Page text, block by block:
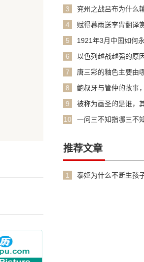
3
兖州之战吕布为什么
4
赋得暮雨送李胄翻译
5
1921年3月中国如何
6
以色列越战越强的原
7
唐三彩的釉色主要由
8
鲍叔牙与管仲的故事
9
被称为画圣的是谁，
10
一问三不知指哪三不
推荐文章
1
泰姬为什么不断生孩